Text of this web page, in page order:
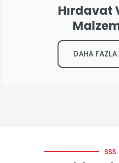
Hırdavat
DAHA
SSS